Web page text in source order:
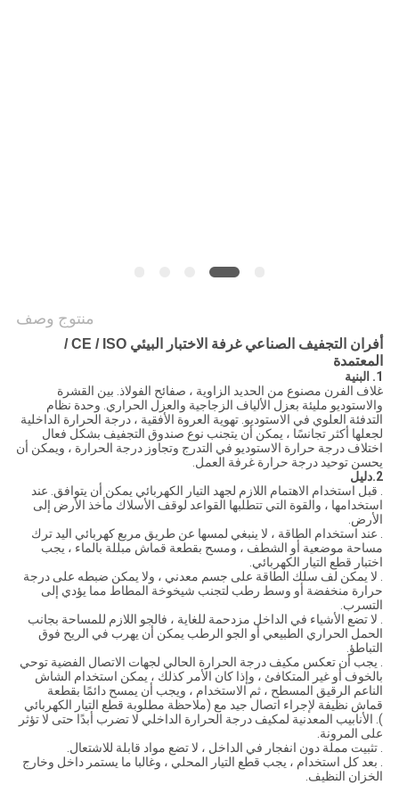
منتوج وصف
أفران التجفيف الصناعي غرفة الاختبار البيئي CE / ISO /
المعتمدة
1. البنية
غلاف الفرن مصنوع من الحديد الزاوية ، صفائح الفولاذ. بين القشرة
والاستوديو مليئة بعزل الألياف الزجاجية والعزل الحراري. وحدة نظام
التدفئة العلوي في الاستوديو. تهوية العروة الأفقية ، درجة الحرارة الداخلية
لجعلها أكثر تجانسًا ، يمكن أن يتجنب نوع صندوق التجفيف بشكل فعال
اختلاف درجة حرارة الاستوديو في التدرج وتجاوز درجة الحرارة ، ويمكن أن
يحسن توحيد درجة حرارة غرفة العمل.
2.دليل
. قبل استخدام الاهتمام اللازم لجهد التيار الكهربائي يمكن أن يتوافق. عند
استخدامها ، والقوة التي تتطلبها القواعد لوقف الأسلاك مأخذ الأرض إلى
الأرض.
. عند استخدام الطاقة ، لا ينبغي لمسها عن طريق مربع كهربائي اليد ترك
مساحة موضعية أو الشطف ، ومسح بقطعة قماش مبللة بالماء ، يجب
اختبار قطع التيار الكهربائي.
. لا يمكن لف سلك الطاقة على جسم معدني ، ولا يمكن ضبطه على درجة
حرارة منخفضة أو وسط رطب لتجنب شيخوخة المطاط مما يؤدي إلى
التسرب.
. لا تضع الأشياء في الداخل مزدحمة للغاية ، فالجو اللازم للمساحة بجانب
الحمل الحراري الطبيعي أو الجو الرطب يمكن أن يهرب في الريح فوق
التباطؤ.
. يجب أن تعكس مكيف درجة الحرارة الحالي لجهات الاتصال الفضية توحي
بالخوف أو غير المتكافئ ، وإذا كان الأمر كذلك ، يمكن استخدام الشاش
الناعم الرقيق المسطح ، ثم الاستخدام ، ويجب أن يمسح دائمًا بقطعة
قماش نظيفة لإجراء اتصال جيد مع (ملاحظة مطلوبة قطع التيار الكهربائي
). الأنابيب المعدنية لمكيف درجة الحرارة الداخلي لا تضرب أبدًا حتى لا تؤثر
على المرونة.
. تثبيت مملة دون انفجار في الداخل ، لا تضع مواد قابلة للاشتعال.
. بعد كل استخدام ، يجب قطع التيار المحلي ، وغالبا ما يستمر داخل وخارج
الخزان النظيف.